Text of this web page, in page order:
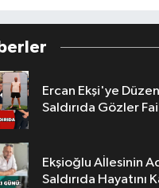
Ercan Ekşi'ye Düzenlenen Silahlı
Saldırıda Gözler
Ekşioğlu Aİlesinin
Saldırıda Hayatını